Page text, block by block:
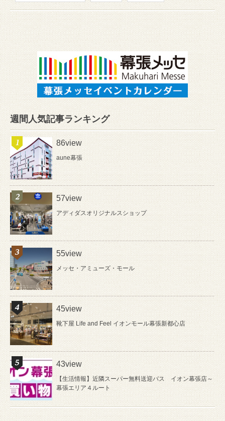
週間人気記事ランキング
86view
aune幕張
57view
アディダスオリジナルスショップ
55view
メッセ・アミューズ・モール
45view
靴下屋 Life and Feel イオンモール幕張新都心店
43view
【生活情報】近隣スーパー無料送迎バス イオン幕張店～
幕張エリア４ルート